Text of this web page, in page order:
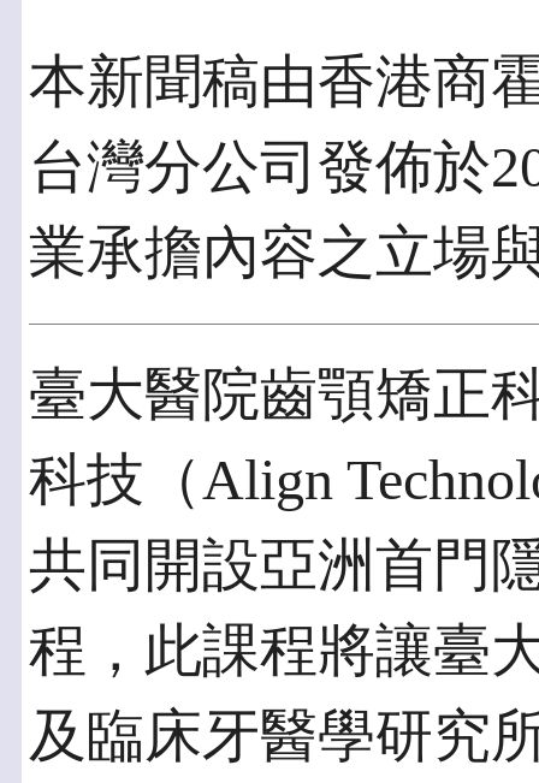
本新聞稿由香港商
台灣分公司發佈於
業承擔內容之立場
臺大醫院齒顎矯正
科技（Align
共同開設亞洲首門
程，此課程將讓臺
及臨床牙醫學研究